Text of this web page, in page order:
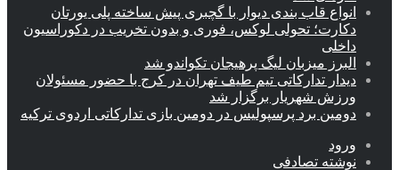
انواع قاب بندی دیوار با گچبری پیش ساخته پلی یورتان
دکارت؛ تحولی لوکس، فوری و بدون تخریب در دکوراسیون
داخلی
البرز میزبان لیگ پرهیجان تکواندو شد
دیدار تدارکاتی تیم طیف تهران در کرج با حضور مسئولان
ورزش شهریار برگزار شد
دومین برد پرسپولیس در دومین بازی تدارکاتی اردوی ترکیه
ورود
نوشته تصادفی